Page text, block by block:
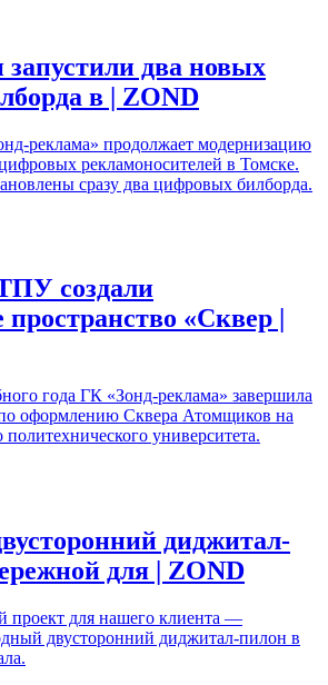
запустили два новых
в | ZOND
реклама» продолжает модернизацию
рекламоносителей в Томске.
сразу два цифровых билборда.
создали
«Сквер |
года ГК «Зонд-реклама» завершила
оформлению Сквера Атомщиков на
университета.
диджитал-
для | ZOND
для нашего клиента —
двусторонний диджитал-пилон в